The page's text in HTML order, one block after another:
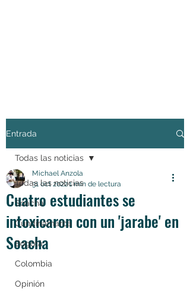
Entrada
Todas las noticias
Soacha
Cundinamarca
Bogotá
Colombia
Opinión
Todas las noticias
Cuatro estudiantes se
intoxicaron con un 'jarabe' en
Soacha
Michael Anzola
31 oct 20221 min de lectura